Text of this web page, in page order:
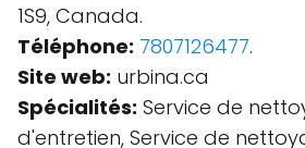
1S9, Canada.
Téléphone: 7807126477.
Site web: urbina.ca
Spécialités: Service de
d'entretien, Service de